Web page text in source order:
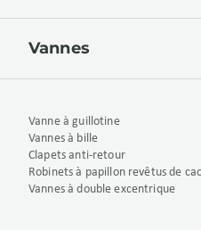
Vannes
Vanne à guillotine
Vannes à bille
Clapets anti-retour
Robinets à papillon revêtus de
Vannes à double excentrique